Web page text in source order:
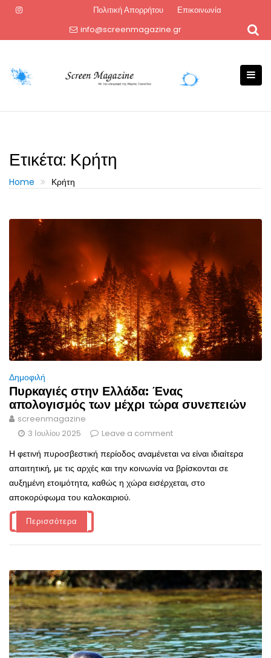
Πολιτική Απορρήτου
Επικοινωνία
info@screenmagazine.gr
Ετικέτα: Κρήτη
Home Κρήτη
Δημοφιλή
Πυρκαγιές στην Ελλάδα: Ένας
απολογισμός των μέχρι τώρα συνεπειών
screenmagazine
3 Ιουλίου 2025
Leave a comment
Η φετινή πυροσβεστική περίοδος αναμένεται να είναι ιδιαίτερα
απαιτητική, με τις αρχές και την κοινωνία να βρίσκονται σε
αυξημένη ετοιμότητα, καθώς η χώρα εισέρχεται, στο
αποκορύφωμα του καλοκαιριού.
Περισσότερα